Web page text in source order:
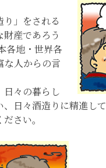
」をされる
産であろう
各地・世界各
な人からの言
日々の暮らし
日々酒造りに精進し
さい。